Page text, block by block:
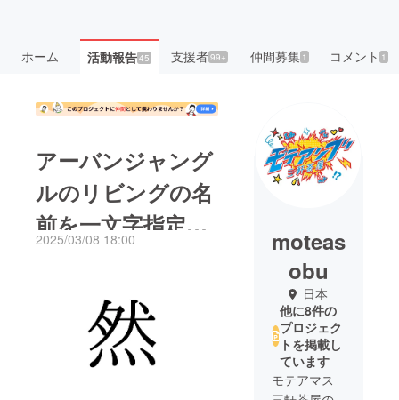
ホーム 活動報告45 支援者99+ 仲間募集 1 コメント 1
アーバンジャング
ルのリビングの名
前を一文字指定で
2025/03/08 18:00
moteas
obu
日本
他に8件の
プロジェク
トを掲載し
ています
モテアマス